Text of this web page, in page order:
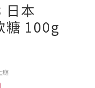
日本
糖 100g
癮